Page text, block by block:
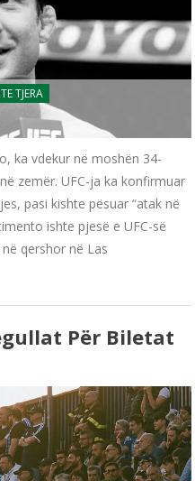
TJERA
ka vdekur në moshën 34-
zemër. UFC-ja ka konfirmuar
pasi kishte pësuar “atak në
ishte pjesë e UFC-së
qershor në Las
Për Biletat